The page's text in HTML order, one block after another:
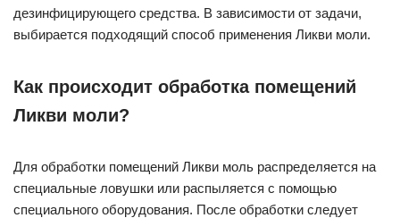
дезинфицирующего средства. В зависимости от задачи,
выбирается подходящий способ применения Ликви моли.
Как происходит обработка помещений
Ликви моли?
Для обработки помещений Ликви моль распределяется на
специальные ловушки или распыляется с помощью
специального оборудования. После обработки следует